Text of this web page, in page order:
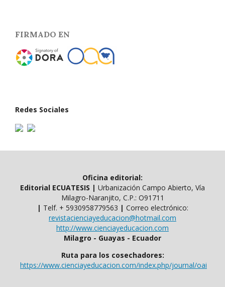
FIRMADO EN
Redes Sociales
Oficina editorial:
Editorial ECUATESIS | Urbanización Campo Abierto, Vía
Milagro-Naranjito, C.P.: O91711
| Telf. ​​+ 5930958779563 | Correo electrónico:
revistacienciayeducacion@hotmail.com
http://www.cienciayeducacion.com
Milagro - Guayas - Ecuador
Ruta para los cosechadores:
https://www.cienciayeducacion.com/index.php/journal/oai